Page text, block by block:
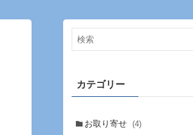
カテゴリー
お取り寄せ (4)